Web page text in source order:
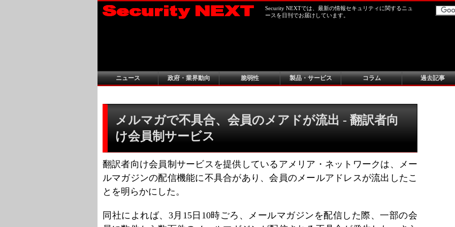
Security NEXTでは、最新の情報セキュリティに関するニュ
ースを日刊でお届けしています。
ニュース 政府・業界動向 脆弱性 製品・サービス コラム 過去記事
メルマガで不具合、会員のメアドが流出 - 翻訳者向
け会員制サービス
翻訳者向け会員制サービスを提供しているアメリア・ネットワークは、メー
ルマガジンの配信機能に不具合があり、会員のメールアドレスが流出したこ
とを明らかにした。
同社によれば、3月15日10時ごろ、メールマガジンを配信した際、一部の会